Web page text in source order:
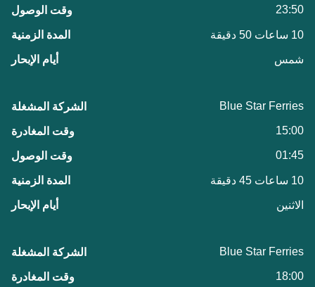
23:50
10 ساعات 50 دقيقة
شمس
Blue Star Ferries
15:00
01:45
10 ساعات 45 دقيقة
الاثنين
Blue Star Ferries
18:00